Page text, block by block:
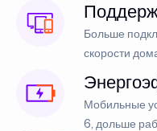
Больше
скорости
Мобильные
6, дольше